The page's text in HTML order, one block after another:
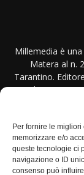
Per fornire le
memorizzare e/o
queste tecnologie ci
navigazione o ID
consenso può
Millemedia è
Matera al n.
Tarantino.
al ROC